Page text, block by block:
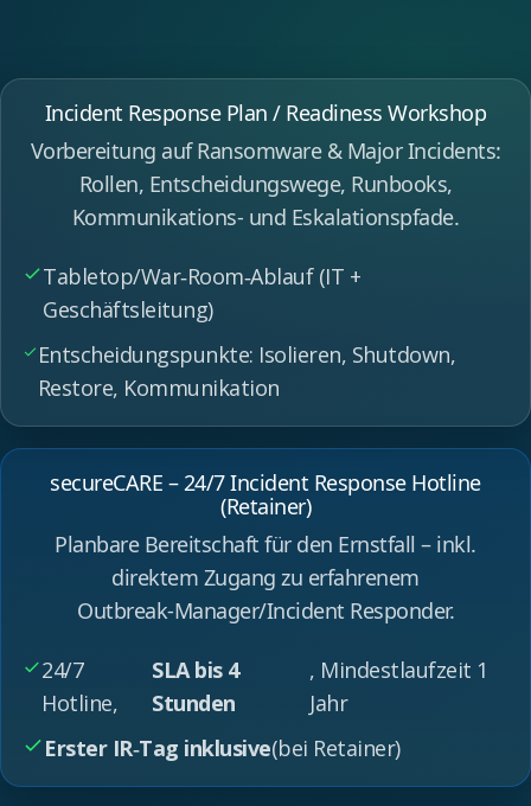
Incident Response Plan / Readiness Workshop
Vorbereitung auf Ransomware & Major Incidents:
Rollen, Entscheidungswege, Runbooks,
Kommunikations- und Eskalationspfade.
Tabletop/War‑Room‑Ablauf (IT +
Geschäftsleitung)
Entscheidungspunkte: Isolieren, Shutdown,
Restore, Kommunikation
secureCARE – 24/7 Incident Response Hotline
(Retainer)
Planbare Bereitschaft für den Ernstfall – inkl.
direktem Zugang zu erfahrenem
Outbreak‑Manager/Incident Responder.
24/7
Hotline,
SLA bis 4
Stunden
, Mindestlaufzeit 1
Jahr
Erster IR‑Tag inklusive(bei Retainer)